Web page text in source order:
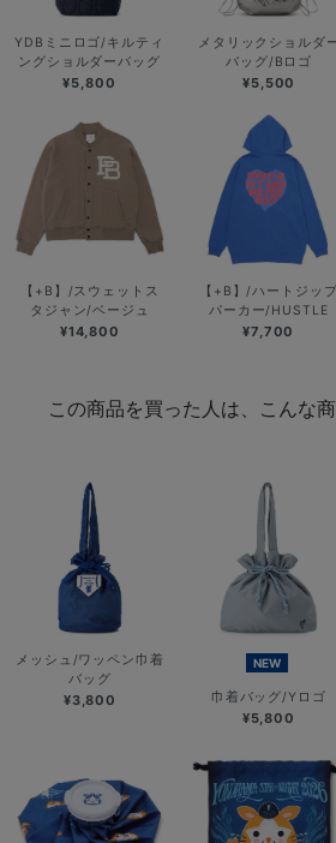
YDBミニロゴ/キルティ
ングショルダーバッグ
¥5,800
メタリックショルダ
バッグ/Bロゴ
¥5,500
【+B】/スウェットス
タジャン/ベージュ
¥14,800
【+B】/ハートジップ
パーカー/HUSTLE
¥7,700
この商品を買った人は、こんな
メッシュ/ワッペン巾着
バッグ
¥3,800
NEW
巾着バッグ/Yロゴ
¥5,800